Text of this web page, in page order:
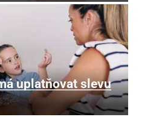
uplatňovat slevu